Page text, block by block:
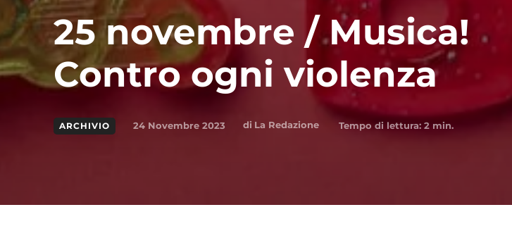
25 novembre / Musica!
Contro ogni violenza
ARCHIVIO 24 Novembre 2023 di La Redazione Tempo di lettura: 2 min.